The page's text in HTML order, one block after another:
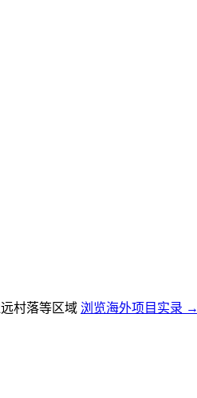
村落等区域 浏览海外项目实录 →